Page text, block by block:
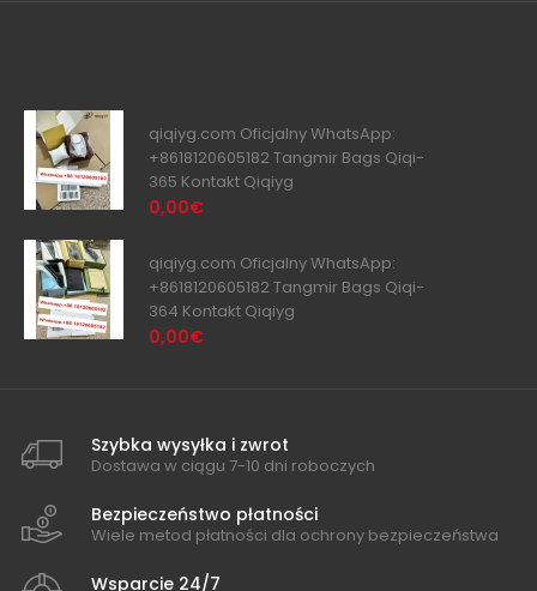
qiqiyg.com Oficjalny WhatsApp:
+8618120605182 Tangmir Bags Qiqi-
365 Kontakt Qiqiyg
0,00€
qiqiyg.com Oficjalny WhatsApp:
+8618120605182 Tangmir Bags Qiqi-
364 Kontakt Qiqiyg
0,00€
Szybka wysyłka i zwrot
Dostawa w ciągu 7-10 dni roboczych
Bezpieczeństwo płatności
Wiele metod płatności dla ochrony bezpieczeństwa
Wsparcie 24/7